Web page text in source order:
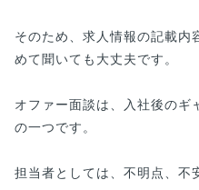
そのため、求人情報の記載内
めて聞いても大丈夫です。
オファー面談は、入社後のギ
の一つです。
担当者としては、不明点、不